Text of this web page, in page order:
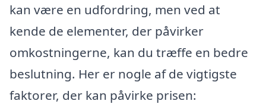
kan være en udfordring, men ved at
kende de elementer, der påvirker
omkostningerne, kan du træffe en bedre
beslutning. Her er nogle af de vigtigste
faktorer, der kan påvirke prisen: